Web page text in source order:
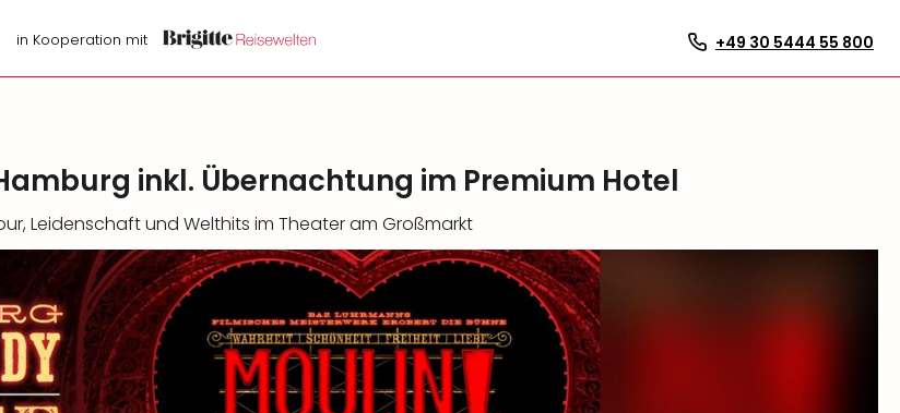
in Kooperation mit +49 30 5444 55 800
inkl. Übernachtung im Premium Hotel
Leidenschaft und Welthits im Theater am Großmarkt